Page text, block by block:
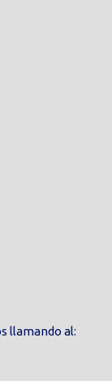
llamando al: